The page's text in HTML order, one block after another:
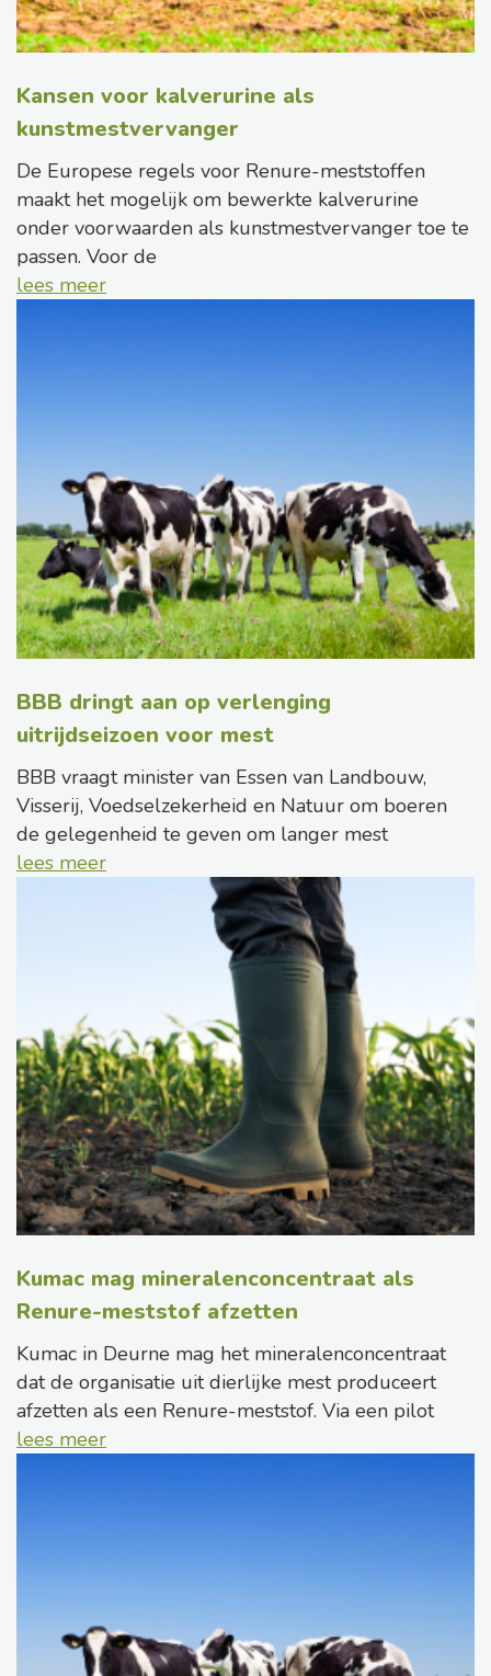
Kansen voor kalverurine als
kunstmestvervanger
De Europese regels voor Renure-meststoffen
maakt het mogelijk om bewerkte kalverurine
onder voorwaarden als kunstmestvervanger toe te
passen. Voor de
lees meer
BBB dringt aan op verlenging
uitrijdseizoen voor mest
BBB vraagt minister van Essen van Landbouw,
Visserij, Voedselzekerheid en Natuur om boeren
de gelegenheid te geven om langer mest
lees meer
Kumac mag mineralenconcentraat als
Renure-meststof afzetten
Kumac in Deurne mag het mineralenconcentraat
dat de organisatie uit dierlijke mest produceert
afzetten als een Renure-meststof. Via een pilot
lees meer